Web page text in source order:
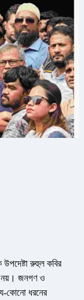
উপদেষ্টা রুহুল কবির
নয়। জনগণ ও
কোনো ধরনের